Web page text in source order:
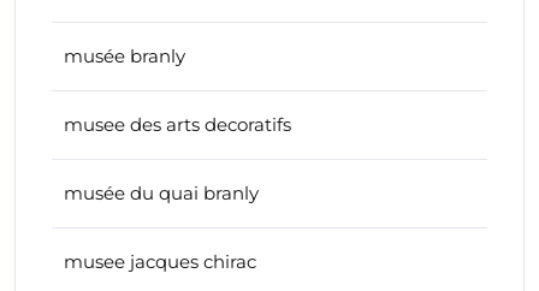
musée branly
musee des arts decoratifs
musée du quai branly
musee jacques chirac